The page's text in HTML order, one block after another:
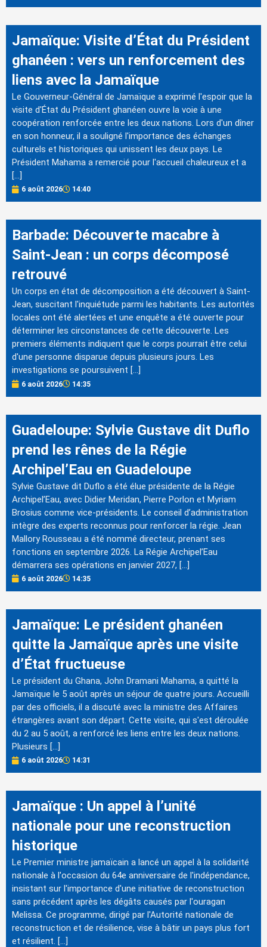
Jamaïque: Visite d’État du Président
ghanéen : vers un renforcement des
liens avec la Jamaïque
Le Gouverneur-Général de Jamaïque a exprimé l'espoir que la
visite d'État du Président ghanéen ouvre la voie à une
coopération renforcée entre les deux nations. Lors d'un dîner
en son honneur, il a souligné l'importance des échanges
culturels et historiques qui unissent les deux pays. Le
Président Mahama a remercié pour l'accueil chaleureux et a
[…]
6 août 2026 14:40
Barbade: Découverte macabre à
Saint-Jean : un corps décomposé
retrouvé
Un corps en état de décomposition a été découvert à Saint-
Jean, suscitant l'inquiétude parmi les habitants. Les autorités
locales ont été alertées et une enquête a été ouverte pour
déterminer les circonstances de cette découverte. Les
premiers éléments indiquent que le corps pourrait être celui
d'une personne disparue depuis plusieurs jours. Les
investigations se poursuivent […]
6 août 2026 14:35
Guadeloupe: Sylvie Gustave dit Duflo
prend les rênes de la Régie
Archipel’Eau en Guadeloupe
Sylvie Gustave dit Duflo a été élue présidente de la Régie
Archipel’Eau, avec Didier Meridan, Pierre Porlon et Myriam
Brosius comme vice-présidents. Le conseil d’administration
intègre des experts reconnus pour renforcer la régie. Jean
Mallory Rousseau a été nommé directeur, prenant ses
fonctions en septembre 2026. La Régie Archipel’Eau
démarrera ses opérations en janvier 2027, […]
6 août 2026 14:35
Jamaïque: Le président ghanéen
quitte la Jamaïque après une visite
d’État fructueuse
Le président du Ghana, John Dramani Mahama, a quitté la
Jamaïque le 5 août après un séjour de quatre jours. Accueilli
par des officiels, il a discuté avec la ministre des Affaires
étrangères avant son départ. Cette visite, qui s'est déroulée
du 2 au 5 août, a renforcé les liens entre les deux nations.
Plusieurs […]
6 août 2026 14:31
Jamaïque : Un appel à l’unité
nationale pour une reconstruction
historique
Le Premier ministre jamaïcain a lancé un appel à la solidarité
nationale à l'occasion du 64e anniversaire de l'indépendance,
insistant sur l'importance d'une initiative de reconstruction
sans précédent après les dégâts causés par l'ouragan
Melissa. Ce programme, dirigé par l'Autorité nationale de
reconstruction et de résilience, vise à bâtir un pays plus fort
et résilient. […]